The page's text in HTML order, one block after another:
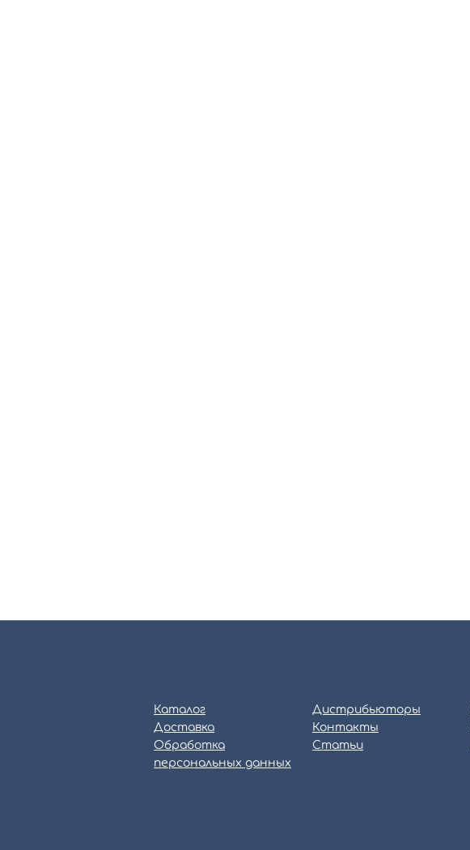
Каталог Дистрибьюторы
Доставка
Контакты
Обработка
персональных данных
Статьи